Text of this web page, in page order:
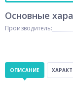
Основные
Производитель:
ОПИСАНИЕ